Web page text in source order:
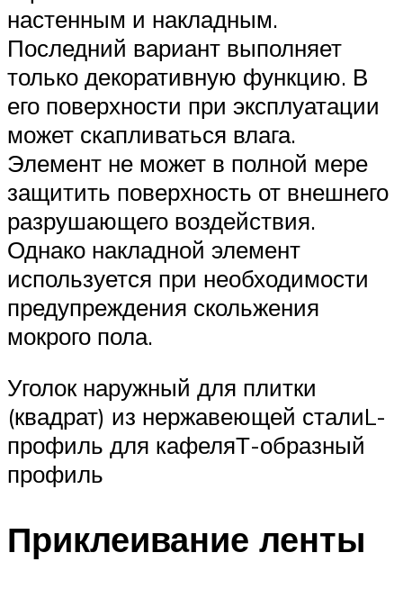
настенным и накладным.
Последний вариант выполняет
только декоративную функцию. В
его поверхности при эксплуатации
может скапливаться влага.
Элемент не может в полной мере
защитить поверхность от внешнего
разрушающего воздействия.
Однако накладной элемент
используется при необходимости
предупреждения скольжения
мокрого пола.
Уголок наружный для плитки
(квадрат) из нержавеющей сталиL-
профиль для кафеляТ-образный
профиль
Приклеивание ленты